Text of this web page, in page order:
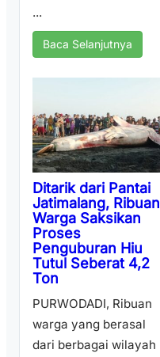
...
Baca Selanjutnya
Ditarik dari Pantai
Jatimalang, Ribuan
Warga Saksikan
Proses
Penguburan Hiu
Tutul Seberat 4,2
Ton
PURWODADI, Ribuan
warga yang berasal
dari berbagai wilayah